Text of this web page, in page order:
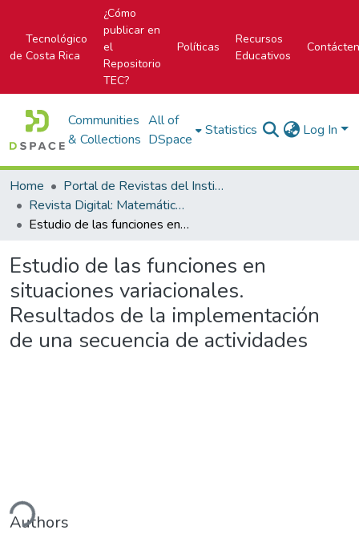
Tecnológico
de Costa Rica
¿Cómo
publicar en
el
Repositorio
TEC?
Políticas
Recursos
Educativos
Communities
& Collections
All of
DSpace
Statistics Log In
Home
Portal de Revistas del Instituto Tecnológico de Costa Rica
Revista Digital: Matemática, Educación e Internet
Estudio de las funciones en situaciones variacionales. Resultados de la implementación de una secuencia de actividades
Estudio de las funciones en
situaciones variacionales.
Resultados de la implementación
de una secuencia de actividades
Authors